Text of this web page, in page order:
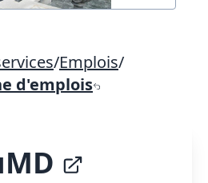
/Emplois/
d'emplois